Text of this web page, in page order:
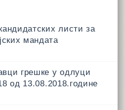
листи за
мандата
грешке у одлуци
од 13.08.2018.године